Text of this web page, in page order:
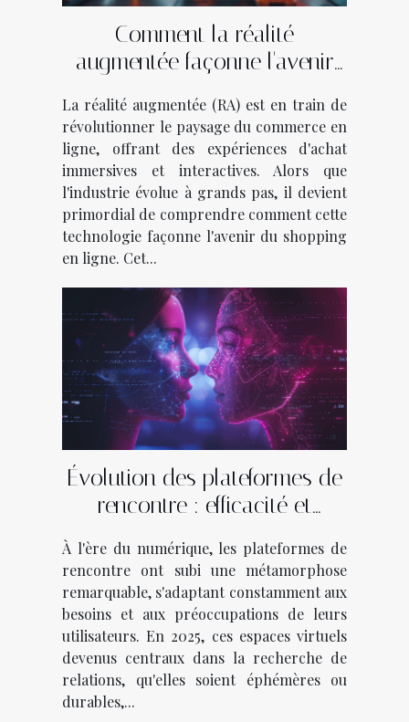
Comment la réalité
augmentée façonne l'avenir
La réalité augmentée (RA) est en train de
révolutionner le paysage du commerce en
ligne, offrant des expériences d'achat
immersives et interactives. Alors que
l'industrie évolue à grands pas, il devient
primordial de comprendre comment cette
technologie façonne l'avenir du shopping
en ligne. Cet...
Évolution des plateformes de
rencontre : efficacité et
À l'ère du numérique, les plateformes de
rencontre ont subi une métamorphose
remarquable, s'adaptant constamment aux
besoins et aux préoccupations de leurs
utilisateurs. En 2025, ces espaces virtuels
devenus centraux dans la recherche de
relations, qu'elles soient éphémères ou
durables,...